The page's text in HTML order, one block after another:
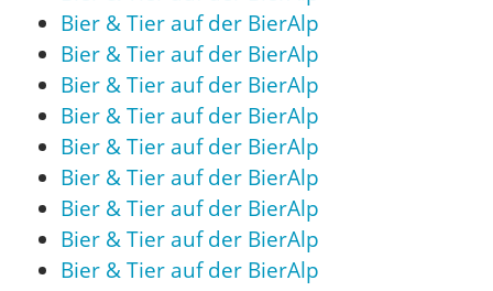
Bier & Tier auf der BierAlp
Bier & Tier auf der BierAlp
Bier & Tier auf der BierAlp
Bier & Tier auf der BierAlp
Bier & Tier auf der BierAlp
Bier & Tier auf der BierAlp
Bier & Tier auf der BierAlp
Bier & Tier auf der BierAlp
Bier & Tier auf der BierAlp